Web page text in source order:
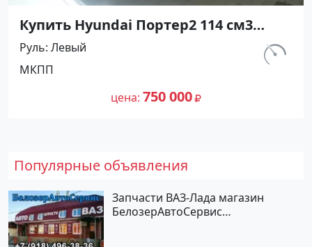
Купить Hyundai Портер2 114 см3
МКПП (126 л.с.) Дизель турбонаддув
в Геленджик: цвет синий Самосвал
2011 года по цене 750000 рублей,
объявление №5601 на сайте
Авторынок23
км.
Руль Левый
МКПП
цена 750 000
Популярные объявления
Запчасти ВАЗ-Лада магазин
БелозерАвтоСервис